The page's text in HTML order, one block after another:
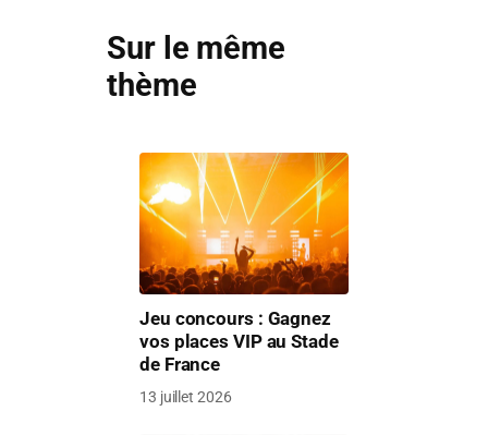
Sur le même
thème
Jeu concours : Gagnez
vos places VIP au Stade
de France
13 juillet 2026